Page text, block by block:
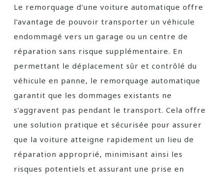
Le remorquage d’une voiture automatique offre
l’avantage de pouvoir transporter un véhicule
endommagé vers un garage ou un centre de
réparation sans risque supplémentaire. En
permettant le déplacement sûr et contrôlé du
véhicule en panne, le remorquage automatique
garantit que les dommages existants ne
s’aggravent pas pendant le transport. Cela offre
une solution pratique et sécurisée pour assurer
que la voiture atteigne rapidement un lieu de
réparation approprié, minimisant ainsi les
risques potentiels et assurant une prise en